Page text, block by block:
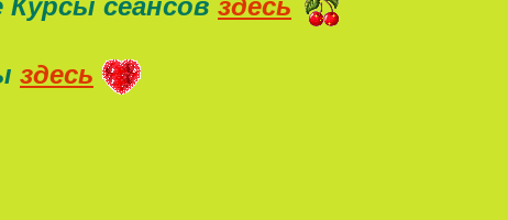
сеансов здесь
здесь